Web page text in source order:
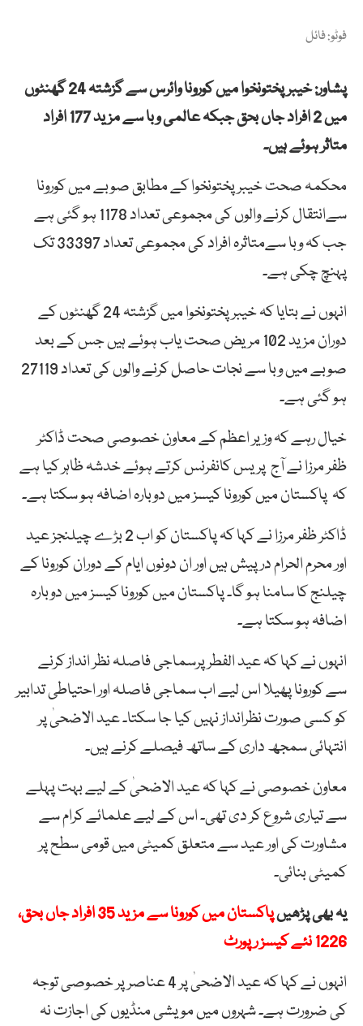
فوٹو: فائل
پشاور: خیبرپختونخوا میں کورونا وائرس سے گزشتہ 24 گھنٹوں
میں 2 افراد جاں بحق جبکہ عالمی وبا سے مزید 177 افراد
متاثر ہوئے ہیں۔
محکمہ صحت خیبرپختونخوا کے مطابق صوبے میں کورونا
سےانتقال کرنے والوں کی مجموعی تعداد 1178 ہو گئی ہے
جب کہ وبا سےمتاثرہ افراد کی مجموعی تعداد 33397 تک
پہنچ چکی ہے۔
انہوں نے بتایا کہ خیبرپختونخوا میں گزشتہ 24 گھنٹوں کے
دوران مزید 102 مریض صحت یاب ہوئے ہیں جس کے بعد
صوبے میں وبا سے نجات حاصل کرنے والوں کی تعداد 27119
ہو گئی ہے۔
خیال رہے کہ وزیر اعظم کے معاون خصوصی صحت ڈاکٹر
ظفر مرزا نے آج پریس کانفرنس کرتے ہوئے خدشہ ظاہر کیا ہے
کہ پاکستان میں کورونا کیسز میں دوبارہ اضافہ ہو سکتا ہے۔
ڈاکٹر ظفر مرزا نے کہا کہ پاکستان کو اب 2 بڑے چیلنجز عید
اور محرم الحرام درپیش ہیں اور ان دونوں ایام کے دوران کورونا کے
چیلنج کا سامنا ہو گا۔ پاکستان میں کورونا کیسز میں دوبارہ
اضافہ ہو سکتا ہے۔
انہوں نے کہا کہ عید الفطر پرسماجی فاصلہ نظر انداز کرنے
سے کورونا پھیلا اس لیے اب سماجی فاصلہ اور احتیاطی تدابیر
کو کسی صورت نظرانداز نہیں کیا جا سکتا۔ عید الاضحیٰ پر
انتہائی سمجھ داری کے ساتھ فیصلے کرنے ہیں۔
معاون خصوصی نے کہا کہ عید الاضحیٰ کے لیے بہت پہلے
سے تیاری شروع کر دی تھی۔ اس کے لیے علمائے کرام سے
مشاورت کی اور عید سے متعلق کمیٹی میں قومی سطح پر
کمیٹی بنائی۔
یہ بھی پڑھیں
پاکستان میں کورونا سے مزید 35 افراد جاں بحق،
1226 نئے کیسز رپورٹ
انہوں نے کہا کہ عید الاضحیٰ پر 4 عناصر پر خصوصی توجہ
کی ضرورت ہے۔ شہروں میں مویشی منڈیوں کی اجازت نہ